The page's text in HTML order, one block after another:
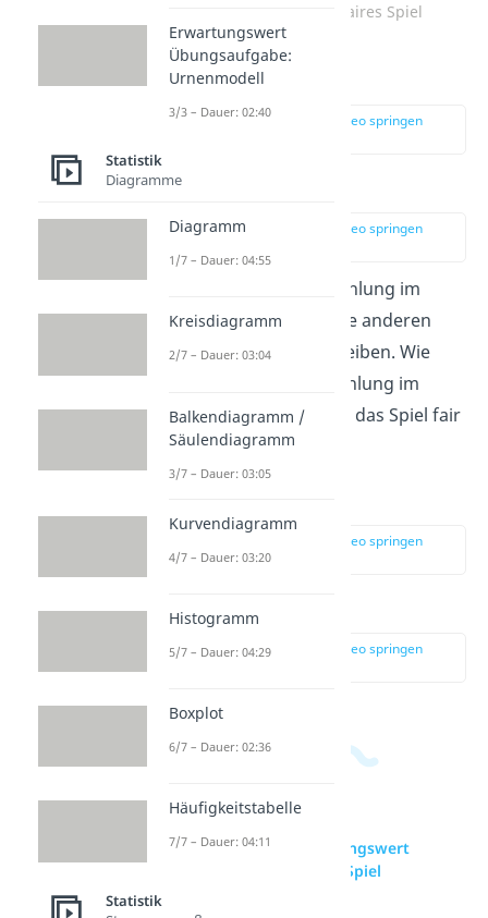
Übungsaufgabe I: Faires Spiel
Zum Lösungsweg:
zur Stelle im Video springen
Zur Lösung:
zur Stelle im Video springen
Du darfst die Auszahlung im
grünen Feld ändern, alle anderen
Werte müssen gleichbleiben. Wie
hoch müsste die Auszahlung im
grünen Feld sein, damit das Spiel fair
ist?
zur Stelle im Video springen
(02:50)
zur Stelle im Video springen
zur Videoseite: Erwartungswert
Übungsaufgabe: faires Spiel
Erwartungswert
Übungsaufgabe:
Urnenmodell
3/3 – Dauer: 02:40
Statistik
Diagramme
Diagramm
1/7 – Dauer: 04:55
Kreisdiagramm
2/7 – Dauer: 03:04
Balkendiagramm /
Säulendiagramm
3/7 – Dauer: 03:05
Kurvendiagramm
4/7 – Dauer: 03:20
Histogramm
5/7 – Dauer: 04:29
Boxplot
6/7 – Dauer: 02:36
Häufigkeitstabelle
7/7 – Dauer: 04:11
Statistik